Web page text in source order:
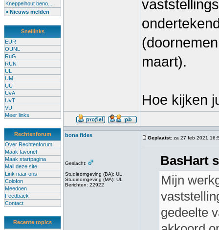
Kneppelhout beno...
» Nieuws melden
Snellinks
EUR
OUNL
RuG
RUN
UL
UM
UU
UvA
UvT
VU
Meer links
Rechtenforum
Over Rechtenforum
Maak favoriet
Maak startpagina
Mail deze site
Link naar ons
Colofon
Meedoen
Feedback
Contact
Recente topics
maart).
Hoe kijken
bona fides
Geslacht:
Studieomgeving (BA): UL
Studieomgeving (MA): UL
Berichten: 22922
Geplaatst: za 27 feb 2021
BasHart
Mijn
gedeelte